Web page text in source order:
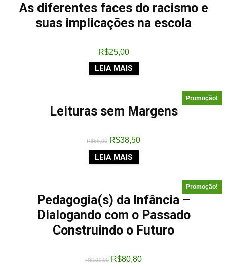
As diferentes faces do racismo e
suas implicações na escola
R$25,00
LEIA MAIS
Promoção!
Leituras sem Margens
R$55,00 R$38,50
LEIA MAIS
Promoção!
Pedagogia(s) da Infância –
Dialogando com o Passado
Construindo o Futuro
R$101,00 R$80,80